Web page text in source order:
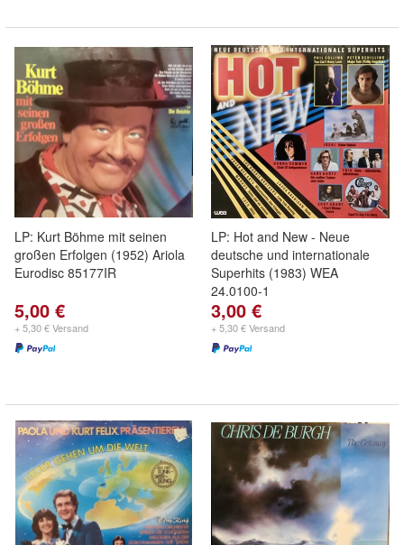
LP: Kurt Böhme mit seinen
großen Erfolgen (1952) Ariola
Eurodisc 85177IR
5,00 €
+ 5,30 € Versand
LP: Hot and New - Neue
deutsche und internationale
Superhits (1983) WEA
24.0100-1
3,00 €
+ 5,30 € Versand